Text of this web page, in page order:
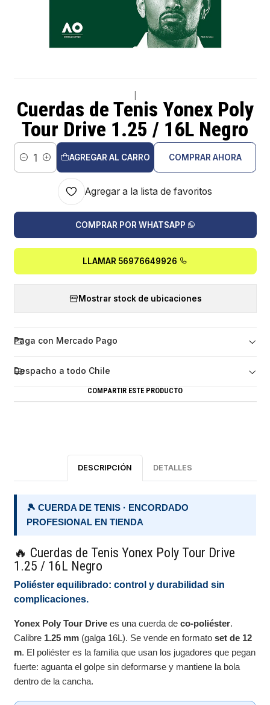
Cuerdas de Tenis Yonex Poly
Tour Drive 1.25 / 16L Negro
Cantidad
AGREGAR AL CARRO COMPRAR AHORA
Agregar a la lista de favoritos
COMPRAR POR WHATSAPP
LLAMAR 56976649926
Mostrar stock de ubicaciones
Paga con Mercado Pago
Despacho a todo Chile
COMPARTIR ESTE PRODUCTO
DESCRIPCIÓN DETALLES
🎾 CUERDA DE TENIS · ENCORDADO
PROFESIONAL EN TIENDA
🔥 Cuerdas de Tenis Yonex Poly Tour Drive
1.25 / 16L Negro
Poliéster equilibrado: control y durabilidad sin
complicaciones.
Yonex Poly Tour Drive es una cuerda deco-poliéster.
Calibre 1.25 mm (galga 16L). Se vende en formatoset de 12
m. El poliéster es la familia que usan los jugadores que pegan
fuerte: aguanta el golpe sin deformarse y mantiene la bola
dentro de la cancha.